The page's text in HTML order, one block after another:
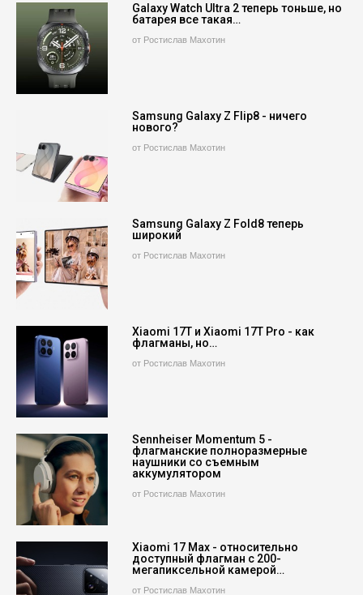
Galaxy Watch Ultra 2 теперь тоньше, но
батарея все такая…
от Ростислав Махотин
Samsung Galaxy Z Flip8 - ничего
нового?
от Ростислав Махотин
Samsung Galaxy Z Fold8 теперь
широкий
от Ростислав Махотин
Xiaomi 17T и Xiaomi 17T Pro - как
флагманы, но…
от Ростислав Махотин
Sennheiser Momentum 5 -
флагманские полноразмерные
наушники со съемным
аккумулятором
от Ростислав Махотин
Xiaomi 17 Max - относительно
доступный флагман с 200-
мегапиксельной камерой…
от Ростислав Махотин